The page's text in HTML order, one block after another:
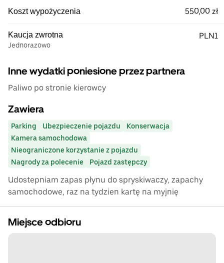
Koszt wypożyczenia 550,00 zł
Kaucja zwrotna
Jednorazowo
PLN1
Inne wydatki poniesione przez partnera
Paliwo po stronie kierowcy
Zawiera
Parking Ubezpieczenie pojazdu
Konserwacja
Kamera samochodowa
Nieograniczone korzystanie z pojazdu
Nagrody za polecenie
Pojazd zastępczy
Udostepniam zapas płynu do spryskiwaczy, zapachy
samochodowe, raz na tydzien kartę na myjnię
Miejsce odbioru